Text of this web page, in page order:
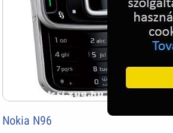
Nokia N96